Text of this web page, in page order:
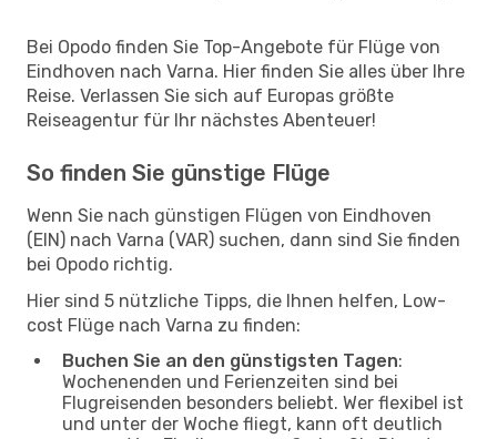
Bei Opodo finden Sie Top-Angebote für Flüge von
Eindhoven nach Varna. Hier finden Sie alles über Ihre
Reise. Verlassen Sie sich auf Europas größte
Reiseagentur für Ihr nächstes Abenteuer!
So finden Sie günstige Flüge
Wenn Sie nach günstigen Flügen von Eindhoven
(EIN) nach Varna (VAR) suchen, dann sind Sie finden
bei Opodo richtig.
Hier sind 5 nützliche Tipps, die Ihnen helfen, Low-
cost Flüge nach Varna zu finden:
Buchen Sie an den günstigsten Tagen:
Wochenenden und Ferienzeiten sind bei
Flugreisenden besonders beliebt. Wer flexibel ist
und unter der Woche fliegt, kann oft deutlich